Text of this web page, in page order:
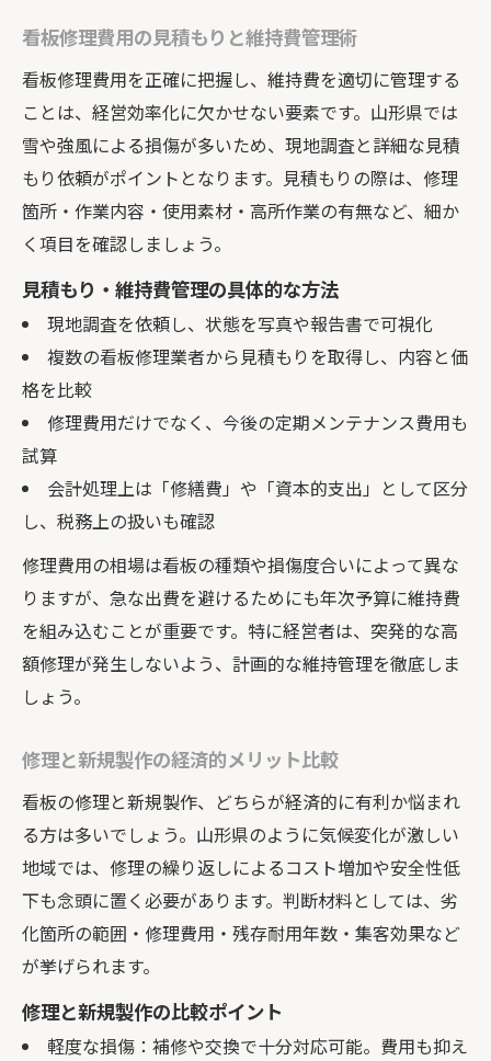
看板修理費用の見積もりと維持費管理術
看板修理費用を正確に把握し、維持費を適切に管理する
ことは、経営効率化に欠かせない要素です。山形県では
雪や強風による損傷が多いため、現地調査と詳細な見積
もり依頼がポイントとなります。見積もりの際は、修理
箇所・作業内容・使用素材・高所作業の有無など、細か
く項目を確認しましょう。
見積もり・維持費管理の具体的な方法
現地調査を依頼し、状態を写真や報告書で可視化
複数の看板修理業者から見積もりを取得し、内容と価
格を比較
修理費用だけでなく、今後の定期メンテナンス費用も
試算
会計処理上は「修繕費」や「資本的支出」として区分
し、税務上の扱いも確認
修理費用の相場は看板の種類や損傷度合いによって異な
りますが、急な出費を避けるためにも年次予算に維持費
を組み込むことが重要です。特に経営者は、突発的な高
額修理が発生しないよう、計画的な維持管理を徹底しま
しょう。
修理と新規製作の経済的メリット比較
看板の修理と新規製作、どちらが経済的に有利か悩まれ
る方は多いでしょう。山形県のように気候変化が激しい
地域では、修理の繰り返しによるコスト増加や安全性低
下も念頭に置く必要があります。判断材料としては、劣
化箇所の範囲・修理費用・残存耐用年数・集客効果など
が挙げられます。
修理と新規製作の比較ポイント
軽度な損傷：補修や交換で十分対応可能。費用も抑え